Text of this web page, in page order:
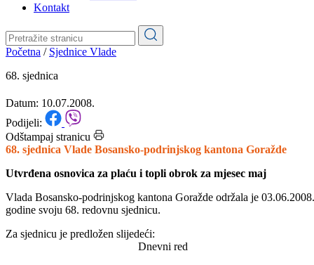
Pale-Prača
Kontakt
68. sjednica
Datum: 10.07.2008.
Odštampaj stranicu
Utvrđena osnovica za plaću i topli obrok za mjesec maj
Vlada Bosansko-podrinjskog kantona Goražde održala je 03.06.2008.
godine svoju 68. redovnu sjednicu.